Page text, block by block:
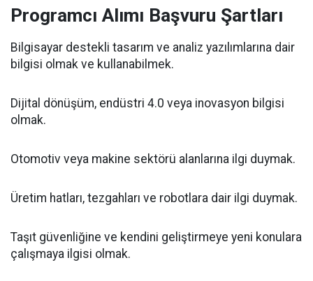
Programcı Alımı Başvuru Şartları
Bilgisayar destekli tasarım ve analiz yazılımlarına dair
bilgisi olmak ve kullanabilmek.
Dijital dönüşüm, endüstri 4.0 veya inovasyon bilgisi
olmak.
Otomotiv veya makine sektörü alanlarına ilgi duymak.
Üretim hatları, tezgahları ve robotlara dair ilgi duymak.
Taşıt güvenliğine ve kendini geliştirmeye yeni konulara
çalışmaya ilgisi olmak.